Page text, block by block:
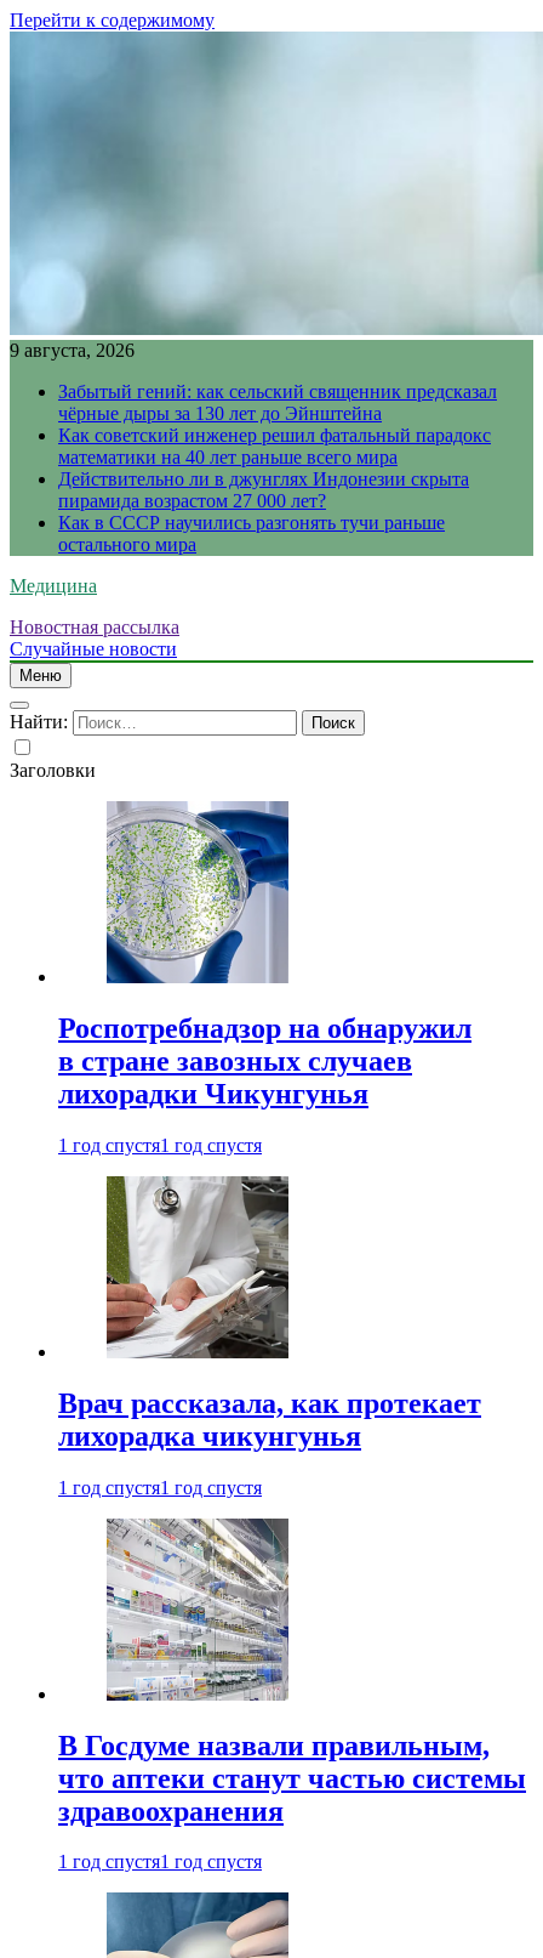
Перейти к содержимому
9 августа, 2026
Забытый гений: как сельский священник предсказал
чёрные дыры за 130 лет до Эйнштейна
Как советский инженер решил фатальный парадокс
математики на 40 лет раньше всего мира
Действительно ли в джунглях Индонезии скрыта
пирамида возрастом 27 000 лет?
Как в СССР научились разгонять тучи раньше
остального мира
Медицина
Новостная рассылка
Случайные новости
Меню
Найти:
Заголовки
Роспотребнадзор на обнаружил
в стране завозных случаев
лихорадки Чикунгунья
1 год спустя1 год спустя
Врач рассказала, как протекает
лихорадка чикунгунья
1 год спустя1 год спустя
В Госдуме назвали правильным,
что аптеки станут частью системы
здравоохранения
1 год спустя1 год спустя